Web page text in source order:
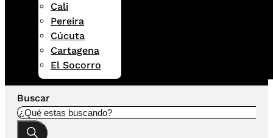
Cali
Pereira
Cúcuta
Cartagena
El Socorro
Buscar